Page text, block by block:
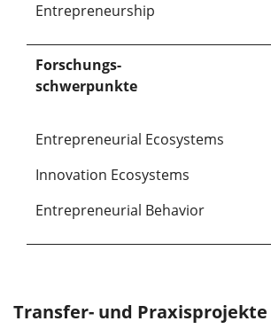
Entrepreneurship
Forschungs-
schwerpunkte
Entrepreneurial Ecosystems
Innovation Ecosystems
Entrepreneurial Behavior
Transfer- und Praxisprojekte